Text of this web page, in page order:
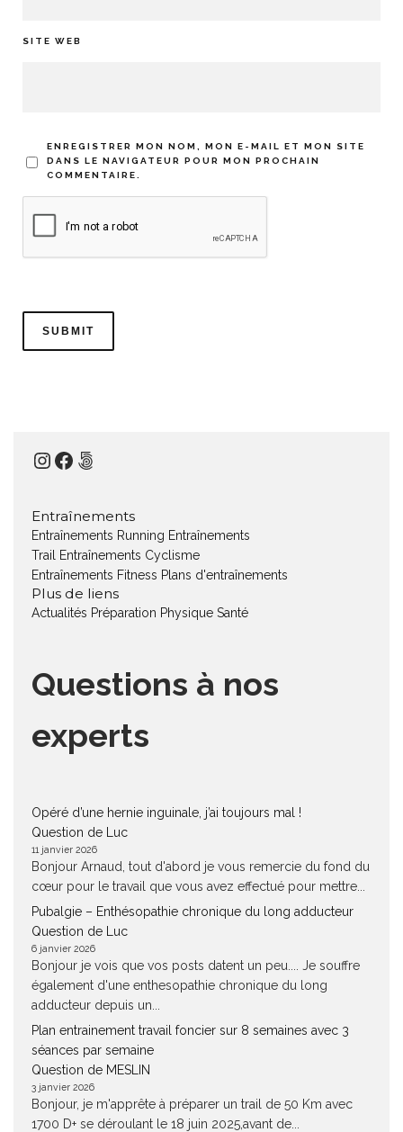
SITE WEB
ENREGISTRER MON NOM, MON E-MAIL ET MON SITE
DANS LE NAVIGATEUR POUR MON PROCHAIN
COMMENTAIRE.
Instagram
Facebook
500px
Entraînements
Entraînements Running Entraînements
Trail
Entraînements Cyclisme
Entraînements Fitness Plans d'entraînements
Plus de liens
Actualités Préparation Physique Santé
Questions à nos
experts
Opéré d’une hernie inguinale, j’ai toujours mal !
Question de Luc
11 janvier 2026
Bonjour Arnaud, tout d'abord je vous remercie du fond du
cœur pour le travail que vous avez effectué pour mettre...
Pubalgie – Enthésopathie chronique du long adducteur
Question de Luc
6 janvier 2026
Bonjour je vois que vos posts datent un peu.... Je souffre
également d'une enthesopathie chronique du long
adducteur depuis un...
Plan entrainement travail foncier sur 8 semaines avec 3
séances par semaine
Question de MESLIN
3 janvier 2026
Bonjour, je m'apprête à préparer un trail de 50 Km avec
1700 D+ se déroulant le 18 juin 2025,avant de...